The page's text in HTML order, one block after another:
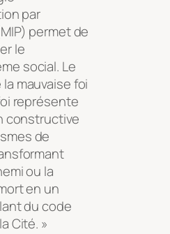
par
permet de
le
social. Le
mauvaise foi
représente
constructive
de
ou la
en un
du code
Cité. »